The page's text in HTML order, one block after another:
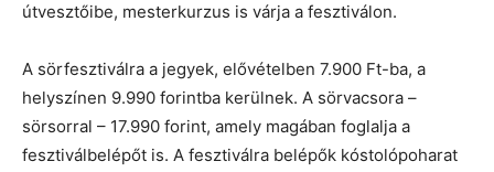
útvesztőibe, mesterkurzus is várja a fesztiválon.
A sörfesztiválra a jegyek, elővételben 7.900 Ft-ba, a
helyszínen 9.990 forintba kerülnek. A sörvacsora –
sörsorral – 17.990 forint, amely magában foglalja a
fesztiválbelépőt is. A fesztiválra belépők kóstolópoharat